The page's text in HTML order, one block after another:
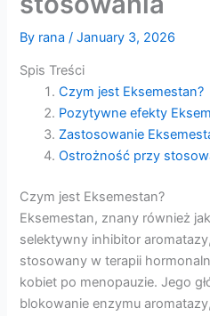
By rana/January 3, 2026
Spis Treści
Czym jest Eksemestan?
Pozytywne efekty
Zastosowanie
Ostrożność przy
Czym jest Eksemestan?
Eksemestan, znany również
selektywny inhibitor
stosowany w terapii
kobiet po menopauzie. Jego
blokowanie enzymu